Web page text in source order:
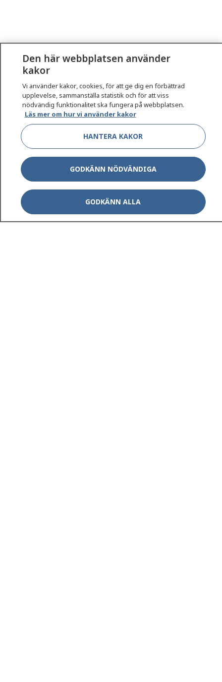
Den här webbplatsen använder
kakor
Vi använder kakor, cookies, för att ge dig en förbättrad
upplevelse, sammanställa statistik och för att viss
nödvändig funktionalitet ska fungera på webbplatsen.
Läs mer om hur vi använder kakor
HANTERA KAKOR
GODKÄNN NÖDVÄNDIGA
GODKÄNN ALLA